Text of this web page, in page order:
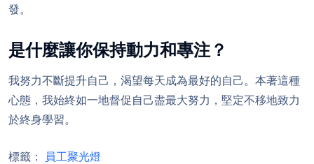
發。
是什麼讓你保持動力和專注？
我努力不斷提升自己，渴望每天成為最好的自己。本著這種
心態，我始終如一地督促自己盡最大努力，堅定不移地致力
於終身學習。
標籤： 員工聚光燈